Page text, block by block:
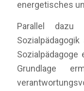
energetisches
Parallel dazu
Sozialpädagoge
Grundlage